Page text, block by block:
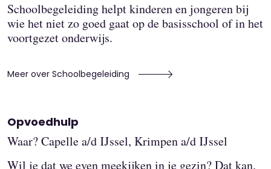
Schoolbegeleiding helpt kinderen en jongeren bij
wie het niet zo goed gaat op de basisschool of in het
voortgezet onderwijs.
Meer over Schoolbegeleiding
Opvoedhulp
Waar? Capelle a/d IJssel, Krimpen a/d IJssel
Wil je dat we even meekijken in je gezin? Dat kan.